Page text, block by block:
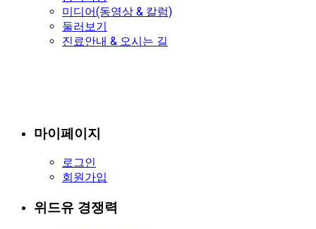
미디어(동영상 & 칼럼)
둘러보기
진료안내 & 오시는 길
마이페이지
로그인
회원가입
위드유 경쟁력